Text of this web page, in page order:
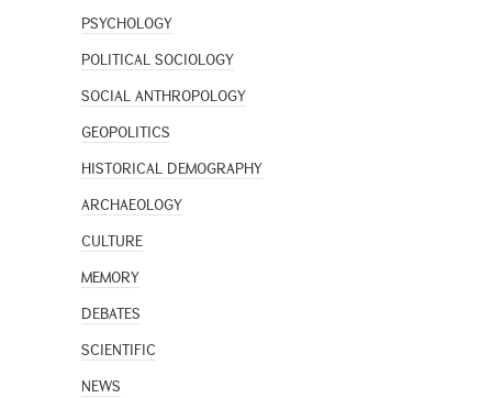
PSYCHOLOGY
POLITICAL SOCIOLOGY
SOCIAL ANTHROPOLOGY
GEOPOLITICS
HISTORICAL DEMOGRAPHY
ARCHAEOLOGY
CULTURE
MEMORY
DEBATES
SCIENTIFIC
NEWS